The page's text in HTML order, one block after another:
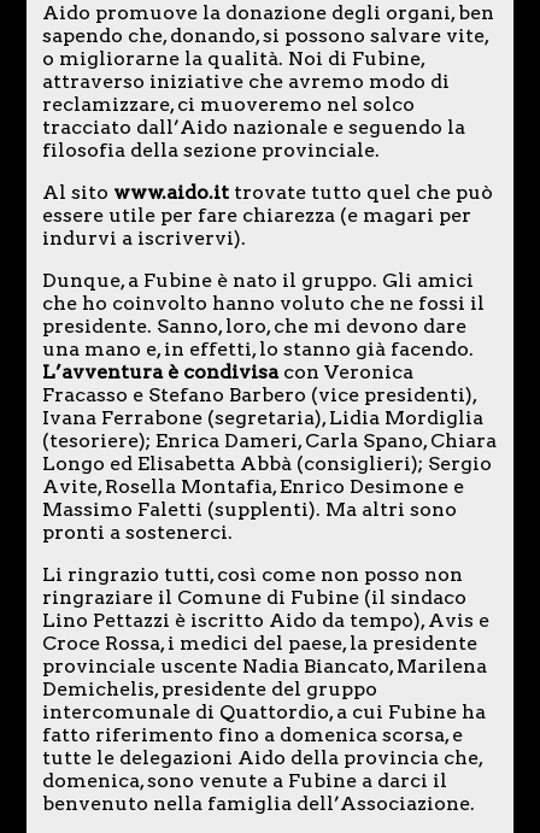
Aido promuove la donazione degli organi, ben
sapendo che, donando, si possono salvare vite,
o migliorarne la qualità. Noi di Fubine,
attraverso iniziative che avremo modo di
reclamizzare, ci muoveremo nel solco
tracciato dall’Aido nazionale e seguendo la
filosofia della sezione provinciale.
Al sito www.aido.ittrovate tutto quel che può
essere utile per fare chiarezza (e magari per
indurvi a iscrivervi).
Dunque, a Fubine è nato il gruppo. Gli amici
che ho coinvolto hanno voluto che ne fossi il
presidente. Sanno, loro, che mi devono dare
una mano e, in effetti, lo stanno già facendo.
L’avventura è condivisacon Veronica
Fracasso e Stefano Barbero (vice presidenti),
Ivana Ferrabone (segretaria), Lidia Mordiglia
(tesoriere); Enrica Dameri, Carla Spano, Chiara
Longo ed Elisabetta Abbà (consiglieri); Sergio
Avite, Rosella Montafia, Enrico Desimone e
Massimo Faletti (supplenti). Ma altri sono
pronti a sostenerci.
Li ringrazio tutti, così come non posso non
ringraziare il Comune di Fubine (il sindaco
Lino Pettazzi è iscritto Aido da tempo), Avis e
Croce Rossa, i medici del paese, la presidente
provinciale uscente Nadia Biancato, Marilena
Demichelis, presidente del gruppo
intercomunale di Quattordio, a cui Fubine ha
fatto riferimento fino a domenica scorsa, e
tutte le delegazioni Aido della provincia che,
domenica, sono venute a Fubine a darci il
benvenuto nella famiglia dell’Associazione.